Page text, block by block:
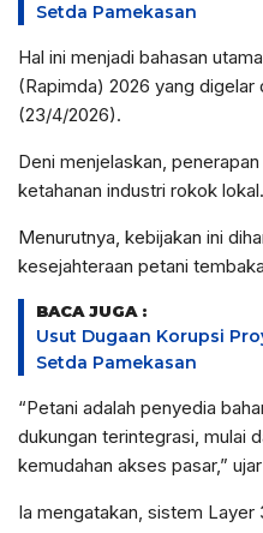
Setda Pamekasan
Hal ini menjadi bahasan
(Rapimda) 2026 yang digelar
(23/4/2026).
Deni menjelaskan,
ketahanan industri rokok lokal.
Menurutnya, kebijakan ini
kesejahteraan petani
BACA JUGA :
Usut Dugaan Korupsi
Setda Pamekasan
“Petani adalah penyedia
dukungan terintegrasi, mulai
kemudahan akses pasar,”
Ia mengatakan, sistem Layer